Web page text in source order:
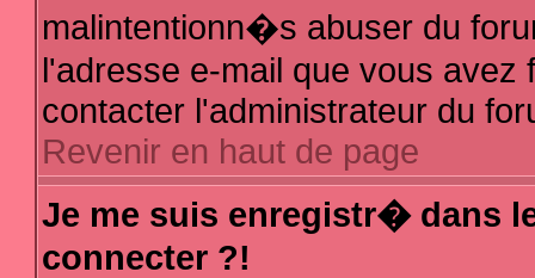
malintentionn�s abuser du
l'adresse e-mail que vous
contacter l'administrateur du
Revenir en haut de page
Je me suis enregistr� dans
connecter ?!